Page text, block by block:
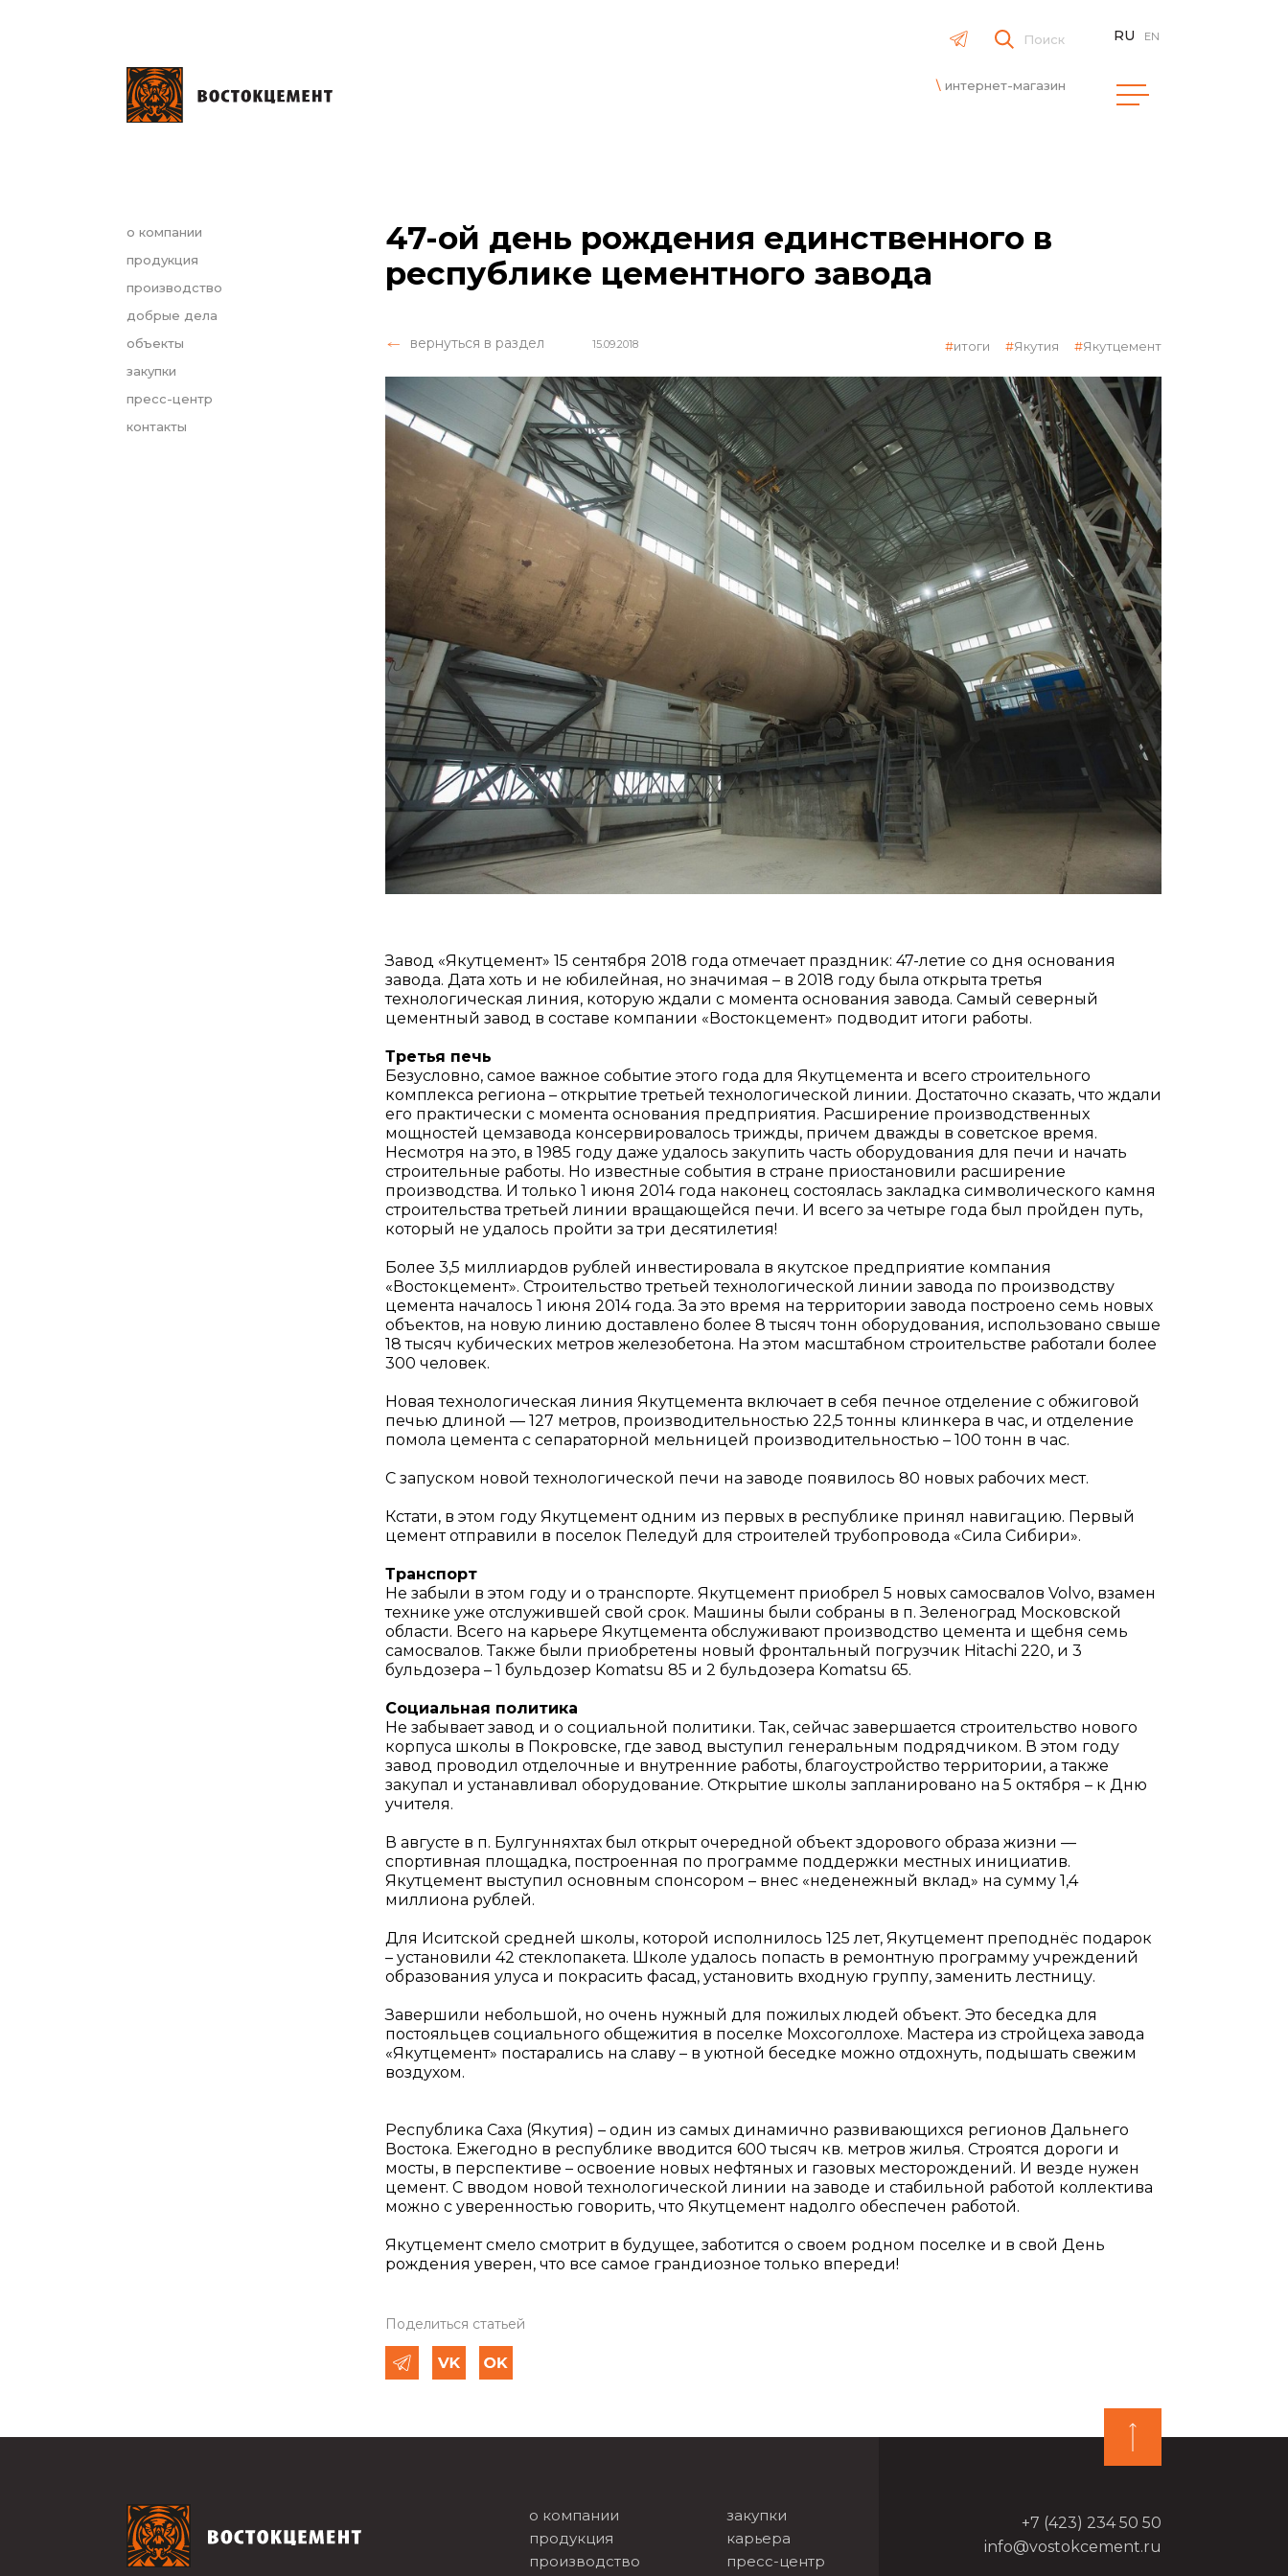
Поиск
интернет-магазин
RU EN
о компании
продукция
производство
добрые дела
объекты
закупки
пресс-центр
контакты
47-ой день рождения единственного в
республике цементного завода
вернуться в раздел 15.09.2018 итоги Якутия Якутцемент
Завод «Якутцемент» 15 сентября 2018 года отмечает праздник: 47-летие со дня основания
завода. Дата хоть и не юбилейная, но значимая – в 2018 году была открыта третья
технологическая линия, которую ждали с момента основания завода. Самый северный
цементный завод в составе компании «Востокцемент» подводит итоги работы.
Третья печь
Безусловно, самое важное событие этого года для Якутцемента и всего строительного
комплекса региона – открытие третьей технологической линии. Достаточно сказать, что ждали
его практически с момента основания предприятия. Расширение производственных
мощностей цемзавода консервировалось трижды, причем дважды в советское время.
Несмотря на это, в 1985 году даже удалось закупить часть оборудования для печи и начать
строительные работы. Но известные события в стране приостановили расширение
производства. И только 1 июня 2014 года наконец состоялась закладка символического камня
строительства третьей линии вращающейся печи. И всего за четыре года был пройден путь,
который не удалось пройти за три десятилетия!
Более 3,5 миллиардов рублей инвестировала в якутское предприятие компания
«Востокцемент». Строительство третьей технологической линии завода по производству
цемента началось 1 июня 2014 года. За это время на территории завода построено семь новых
объектов, на новую линию доставлено более 8 тысяч тонн оборудования, использовано свыше
18 тысяч кубических метров железобетона. На этом масштабном строительстве работали более
300 человек.
Новая технологическая линия Якутцемента включает в себя печное отделение с обжиговой
печью длиной — 127 метров, производительностью 22,5 тонны клинкера в час, и отделение
помола цемента с сепараторной мельницей производительностью – 100 тонн в час.
С запуском новой технологической печи на заводе появилось 80 новых рабочих мест.
Кстати, в этом году Якутцемент одним из первых в республике принял навигацию. Первый
цемент отправили в поселок Пеледуй для строителей трубопровода «Сила Сибири».
Транспорт
Не забыли в этом году и о транспорте. Якутцемент приобрел 5 новых самосвалов Volvo, взамен
технике уже отслужившей свой срок. Машины были собраны в п. Зеленоград Московской
области. Всего на карьере Якутцемента обслуживают производство цемента и щебня семь
самосвалов. Также были приобретены новый фронтальный погрузчик Hitachi 220, и 3
бульдозера – 1 бульдозер Komatsu 85 и 2 бульдозера Komatsu 65.
Социальная политика
Не забывает завод и о социальной политики. Так, сейчас завершается строительство нового
корпуса школы в Покровске, где завод выступил генеральным подрядчиком. В этом году
завод проводил отделочные и внутренние работы, благоустройство территории, а также
закупал и устанавливал оборудование. Открытие школы запланировано на 5 октября – к Дню
учителя.
В августе в п. Булгунняхтах был открыт очередной объект здорового образа жизни —
спортивная площадка, построенная по программе поддержки местных инициатив.
Якутцемент выступил основным спонсором – внес «неденежный вклад» на сумму 1,4
миллиона рублей.
Для Иситской средней школы, которой исполнилось 125 лет, Якутцемент преподнёс подарок
– установили 42 стеклопакета. Школе удалось попасть в ремонтную программу учреждений
образования улуса и покрасить фасад, установить входную группу, заменить лестницу.
Завершили небольшой, но очень нужный для пожилых людей объект. Это беседка для
постояльцев социального общежития в поселке Мохсоголлохе. Мастера из стройцеха завода
«Якутцемент» постарались на славу – в уютной беседке можно отдохнуть, подышать свежим
воздухом.
Республика Саха (Якутия) – один из самых динамично развивающихся регионов Дальнего
Востока. Ежегодно в республике вводится 600 тысяч кв. метров жилья. Строятся дороги и
мосты, в перспективе – освоение новых нефтяных и газовых месторождений. И везде нужен
цемент. С вводом новой технологической линии на заводе и стабильной работой коллектива
можно с уверенностью говорить, что Якутцемент надолго обеспечен работой.
Якутцемент смело смотрит в будущее, заботится о своем родном поселке и в свой День
рождения уверен, что все самое грандиозное только впереди!
Поделиться статьей
о компании
продукция
производство
закупки
карьера
пресс-центр
+7 (423) 234 50 50
info@vostokcement.ru